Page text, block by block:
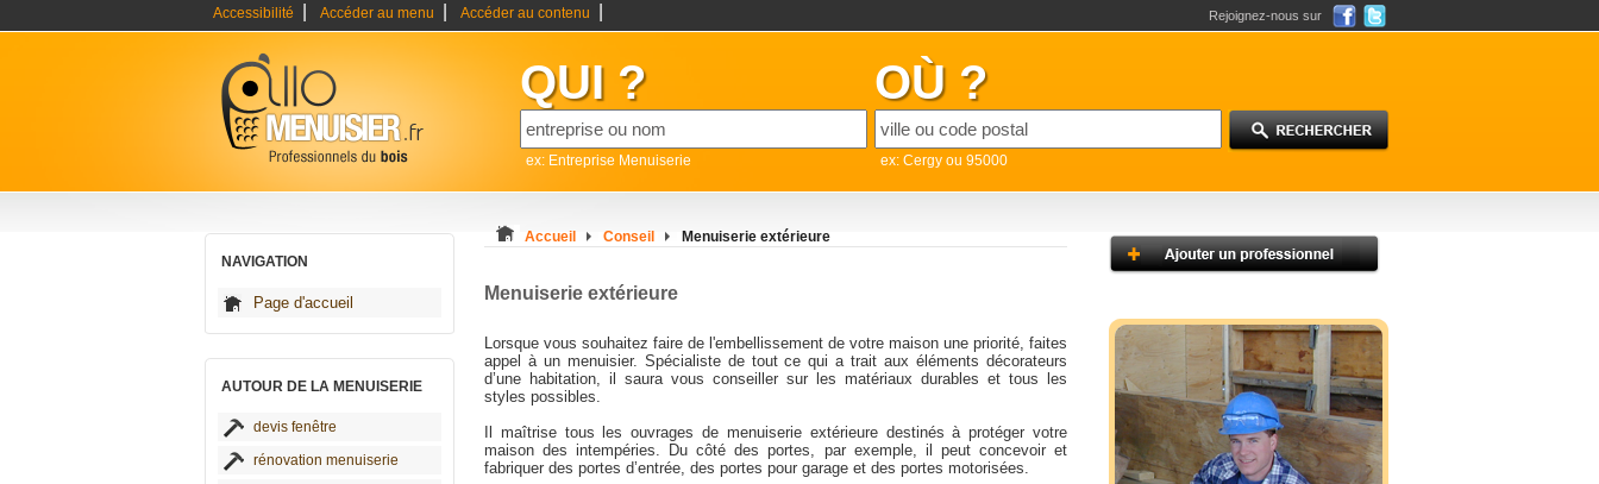
Accessibilité Accéder au menu Accéder au contenu Rejoignez-nous sur
QUI ?
ex: Entreprise Menuiserie
OÙ ?
ex: Cergy ou 95000
NAVIGATION
Page d'accueil
AUTOUR DE LA MENUISERIE
devis fenêtre
rénovation menuiserie
Accueil Conseil Menuiserie extérieure
Menuiserie extérieure
Lorsque vous souhaitez faire de l'embellissement de votre maison une priorité, faites
appel à un menuisier. Spécialiste de tout ce qui a trait aux éléments décorateurs
d’une habitation, il saura vous conseiller sur les matériaux durables et tous les
styles possibles.
Il maîtrise tous les ouvrages de menuiserie extérieure destinés à protéger votre
maison des intempéries. Du côté des portes, par exemple, il peut concevoir et
fabriquer des portes d’entrée, des portes pour garage et des portes motorisées.